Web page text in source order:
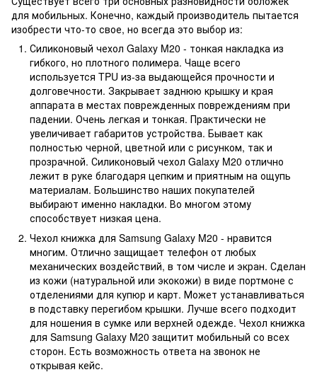
для мобильных. Конечно, каждый производитель пытается
изобрести что-то свое, но всегда это выбор из:
Силиконовый чехол Galaxy M20 - тонкая накладка из
гибкого, но плотного полимера. Чаще всего
используется TPU из-за выдающейся прочности и
долговечности. Закрывает заднюю крышку и края
аппарата в местах поврежденных повреждениям при
падении. Очень легкая и тонкая. Практически не
увеличивает габаритов устройства. Бывает как
полностью черной, цветной или с рисунком, так и
прозрачной. Силиконовый чехол Galaxy M20 отлично
лежит в руке благодаря цепким и приятным на ощупь
материалам. Большинство наших покупателей
выбирают именно накладки. Во многом этому
способствует низкая цена.
Чехол книжка для Samsung Galaxy M20 - нравится
многим. Отлично защищает телефон от любых
механических воздействий, в том числе и экран. Сделан
из кожи (натуральной или экокожи) в виде портмоне с
отделениями для купюр и карт. Может устанавливаться
в подставку перегибом крышки. Лучше всего подходит
для ношения в сумке или верхней одежде. Чехол книжка
для Samsung Galaxy M20 защитит мобильный со всех
сторон. Есть возможность ответа на звонок не
открывая кейс.